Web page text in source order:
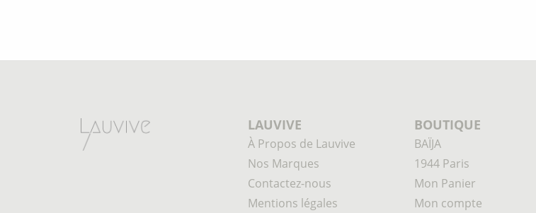
LAUVIVE
À Propos de Lauvive
Nos Marques
Contactez-nous
Mentions légales
BOUTIQUE
BAÏJA
1944 Paris
Mon Panier
Mon compte